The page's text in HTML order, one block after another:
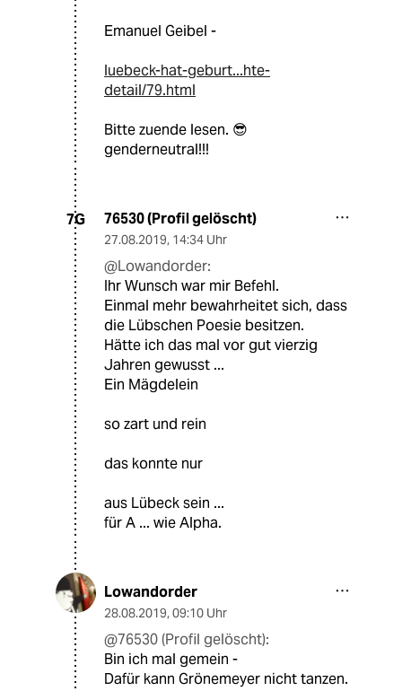
Emanuel Geibel -
luebeck-hat-geburt...hte-
detail/79.html
Bitte zuende lesen. 😎
genderneutral!!!
7G 76530 (Profil gelöscht)
27.08.2019, 14:34 Uhr
@Lowandorder:
Ihr Wunsch war mir Befehl.
Einmal mehr bewahrheitet sich, dass
die Lübschen Poesie besitzen.
Hätte ich das mal vor gut vierzig
Jahren gewusst ...
Ein Mägdelein
so zart und rein
das konnte nur
aus Lübeck sein ...
für A ... wie Alpha.
Lowandorder
28.08.2019, 09:10 Uhr
@76530 (Profil gelöscht):
Bin ich mal gemein -
Dafür kann Grönemeyer nicht tanzen.